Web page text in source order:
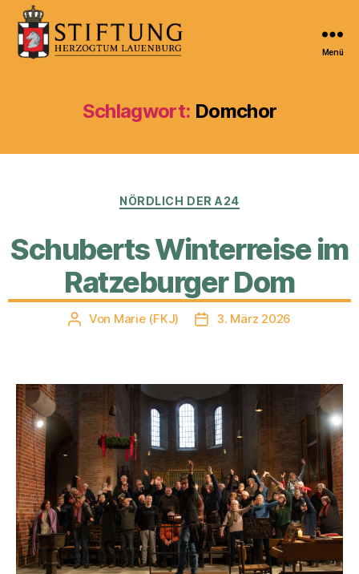
Menü
Schlagwort: Domchor
Kategorien
NÖRDLICH DER A24
Schuberts Winterreise im
Ratzeburger Dom
Beitragsautor
Von Marie (FKJ) Veröffentlichungsdatum
3. März 2026